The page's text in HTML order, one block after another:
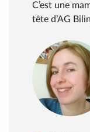
C’est une
tête d’AG